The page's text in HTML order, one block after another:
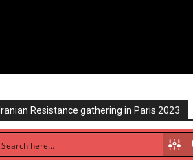
Resistance gathering in Paris 2023